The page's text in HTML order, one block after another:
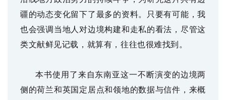
疆的动态变化留下了最多的资料。只要有可能，我
也会强调当地人对边境构建和走私的看法，尽管这
类文献鲜见记载，就算有，往往也很难找到。
本书使用了来自东南亚这一不断演变的边境两
侧的荷兰和英国定居点和领地的数据与信件，来概